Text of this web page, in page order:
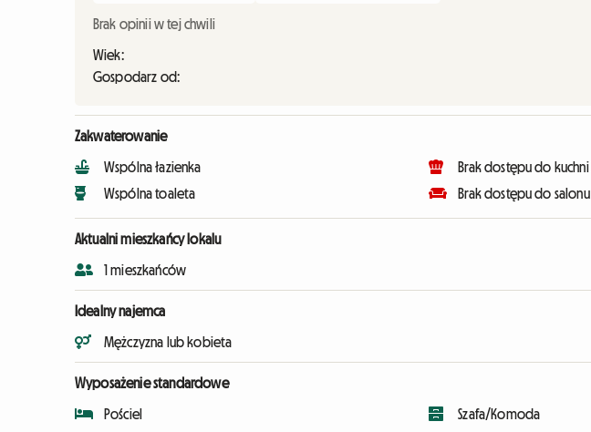
Brak opinii w tej chwili
Wiek:
Gospodarz od:
Zakwaterowanie
Wspólna łazienka
Wspólna toaleta
Brak dostępu do kuchni
Brak dostępu do salonu
Aktualni mieszkańcy lokalu
1 mieszkańców
Idealny najemca
Mężczyzna lub kobieta
Wyposażenie standardowe
Pościel
Szafa/Komoda